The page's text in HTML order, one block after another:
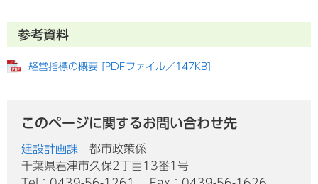
参考資料
経営指標の概要 [PDFファイル／147KB]
このページに関するお問い合わせ先
建設計画課
都市政策係
千葉県君津市久保2丁目13番1号